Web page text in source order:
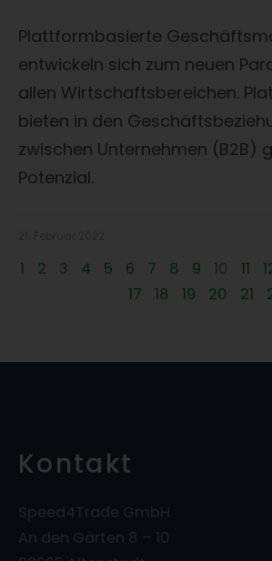
Plattformbasierte
entwickeln sich zum neuen
allen Wirtschaftsbereichen.
bieten in den
zwischen Unternehmen (B2B)
Potenzial.
1 2 3 4 5 6 7 8 9 10 11
17
18 19 20 21
Kontakt
Speed4Trade GmbH
An den Gärten 8 – 10